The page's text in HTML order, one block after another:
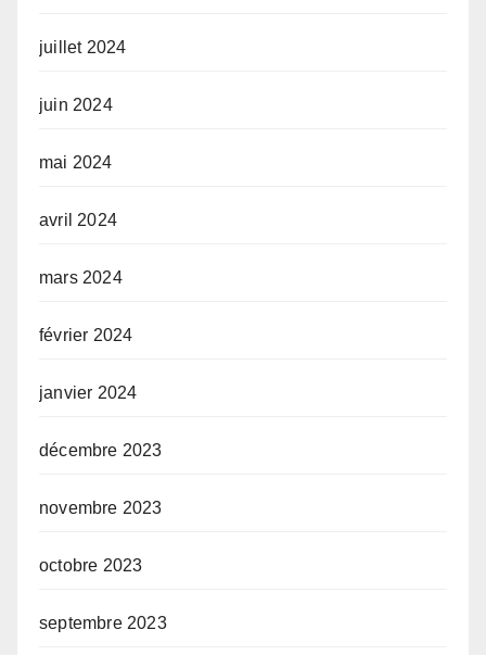
juillet 2024
juin 2024
mai 2024
avril 2024
mars 2024
février 2024
janvier 2024
décembre 2023
novembre 2023
octobre 2023
septembre 2023